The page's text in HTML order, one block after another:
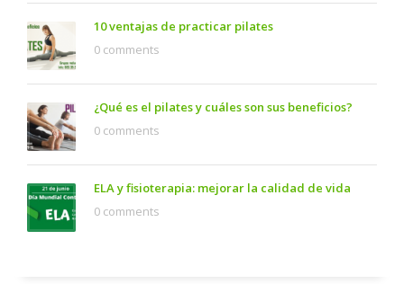
10 ventajas de practicar pilates
0 comments
¿Qué es el pilates y cuáles son sus beneficios?
0 comments
ELA y fisioterapia: mejorar la calidad de vida
0 comments